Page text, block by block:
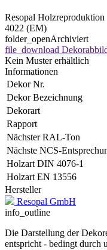
Resopal Holzreproduktion
4022 (EM)
folder_openArchiviert
file_download
Kein Muster erhältlich
Informationen
Dekor Nr.
Dekor Bezeichnung
Dekorart
Rapport
Nächster RAL-Ton
Nächste NCS-
Holzart DIN 4076-1
Holzart EN 13556
Hersteller
Resopal GmbH
info_outline
Die Darstellung der
entspricht - bedingt durch